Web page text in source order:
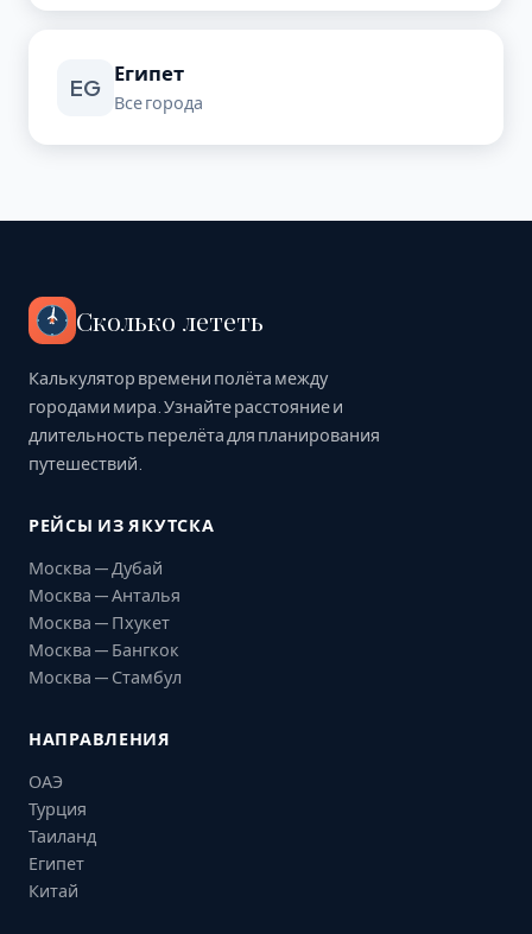
EG
Египет
Все города
Сколько лететь
Калькулятор времени полёта между
городами мира. Узнайте расстояние и
длительность перелёта для планирования
путешествий.
РЕЙСЫ ИЗ ЯКУТСКА
Москва — Дубай
Москва — Анталья
Москва — Пхукет
Москва — Бангкок
Москва — Стамбул
НАПРАВЛЕНИЯ
ОАЭ
Турция
Таиланд
Египет
Китай